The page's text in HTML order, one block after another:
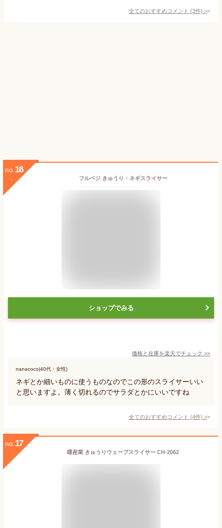
全てのおすすめコメント (3件) >
no. 16
フルベジ きゅうり・ネギスライサー
ショップでみる
価格と在庫を楽天でチェック >>
nanacoco(40代・女性)
ネギとか細いものに使うものなのでこの形のスライサーいい
と思いますよ。薄く切れるのでサラダとかにいいですね
全てのおすすめコメント (4件) >
no. 17
曙産業 きゅうりウェーブスライサー CH-2062